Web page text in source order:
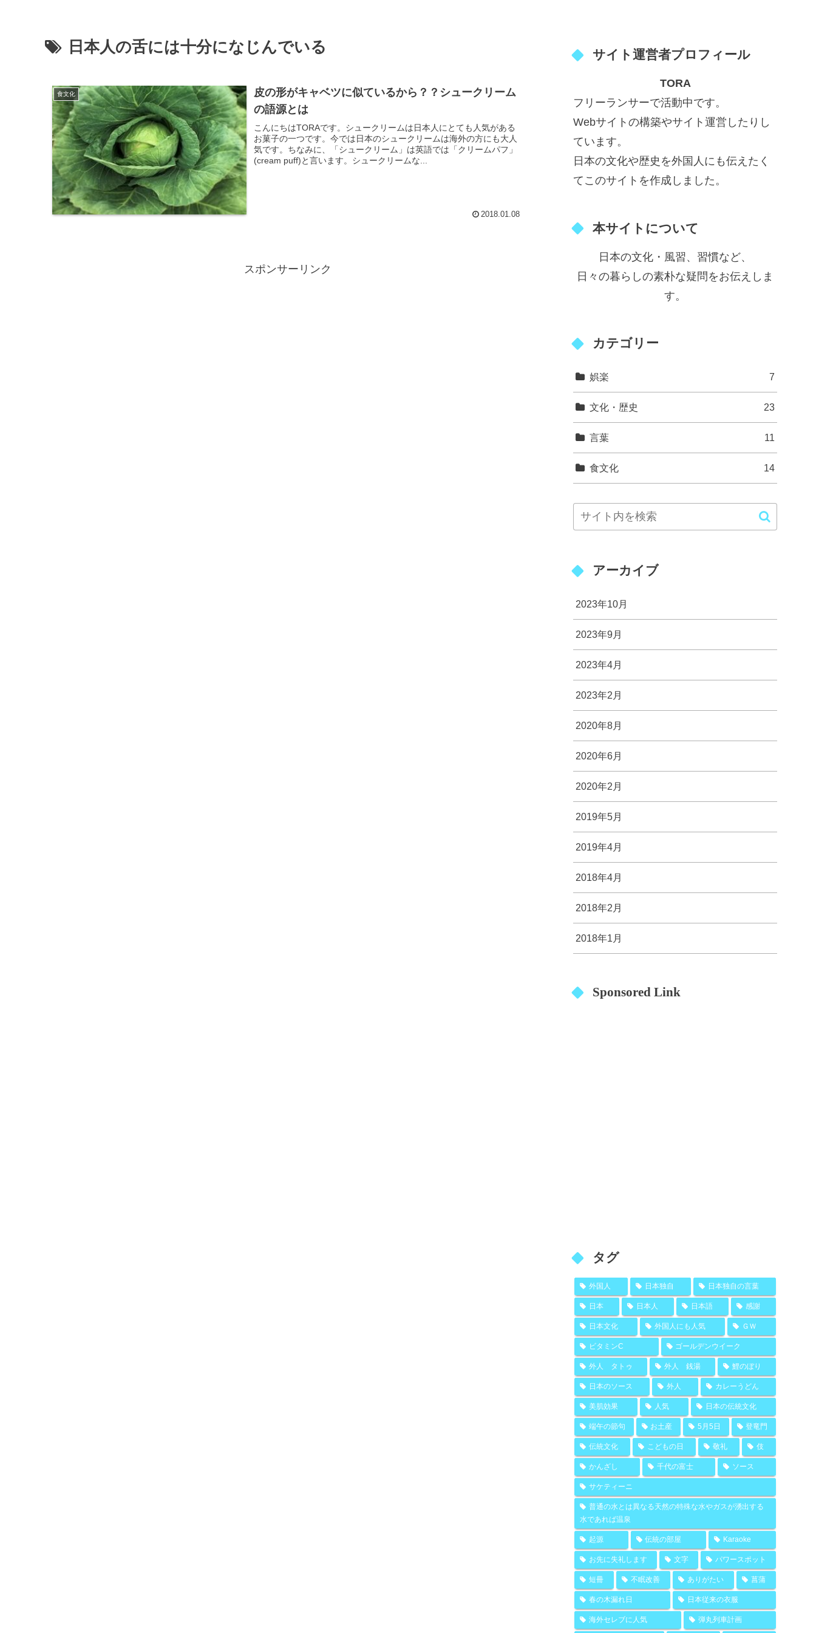
日本人の舌には十分になじんでいる
食文化
皮の形がキャベツに似ているから？？シュークリーム
の語源とは
こんにちはTORAです。シュークリームは日本人にとても人気がある
お菓子の一つです。今では日本のシュークリームは海外の方にも大人
気です。ちなみに、「シュークリーム」は英語では「クリームパフ」
(cream puff)と言います。シュークリームな...
2018.01.08
スポンサーリンク
サイト運営者プロフィール
TORA
フリーランサーで活動中です。
Webサイトの構築やサイト運営したりし
ています。
日本の文化や歴史を外国人にも伝えたく
てこのサイトを作成しました。
本サイトについて
日本の文化・風習、習慣など、
日々の暮らしの素朴な疑問をお伝えしま
す。
カテゴリー
娯楽 7
文化・歴史 23
言葉 11
食文化 14
アーカイブ
2023年10月
2023年9月
2023年4月
2023年2月
2020年8月
2020年6月
2020年2月
2019年5月
2019年4月
2018年4月
2018年2月
2018年1月
Sponsored Link
タグ
外国人 日本独自 日本独自の言葉
日本 日本人 日本語 感謝
日本文化 外国人にも人気 ＧＷ
ビタミンC ゴールデンウイーク
外人 タトゥ 外人 銭湯 鯉のぼり
日本のソース 外人 カレーうどん
美肌効果 人気 日本の伝統文化
端午の節句 お土産 5月5日 登竜門
伝統文化 こどもの日 敬礼 伎
かんざし 千代の富士 ソース
サケティーニ
普通の水とは異なる天然の特殊な水やガスが湧出する
水であれば温泉
起源 伝統の部屋 Karaoke
お先に失礼します 文字 パワースポット
短冊 不眠改善 ありがたい 菖蒲
春の木漏れ日 日本従来の衣服
海外セレブに人気 弾丸列車計画